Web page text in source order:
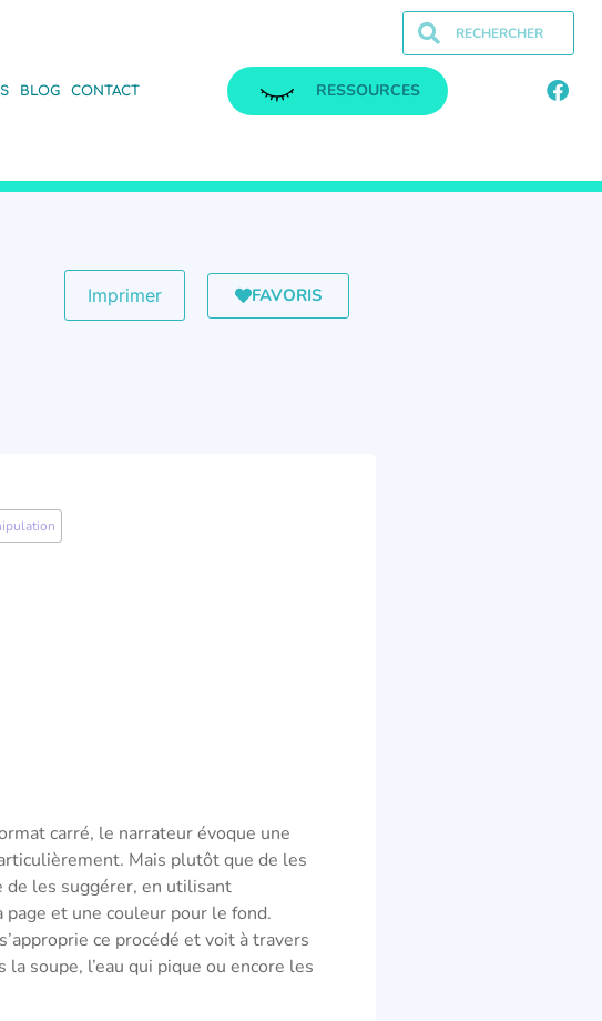
BLOG CONTACT RESSOURCES
Imprimer FAVORIS
carré, le narrateur évoque une
Mais plutôt que de les
de les suggérer, en utilisant
et une couleur pour le fond.
ce procédé et voit à travers
soupe, l’eau qui pique ou encore les